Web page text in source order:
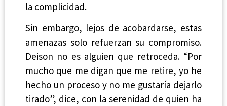
la complicidad.
Sin embargo, lejos de acobardarse, estas
amenazas solo refuerzan su compromiso.
Deison no es alguien que retroceda. “Por
mucho que me digan que me retire, yo he
hecho un proceso y no me gustaría dejarlo
tirado”, dice, con la serenidad de quien ha